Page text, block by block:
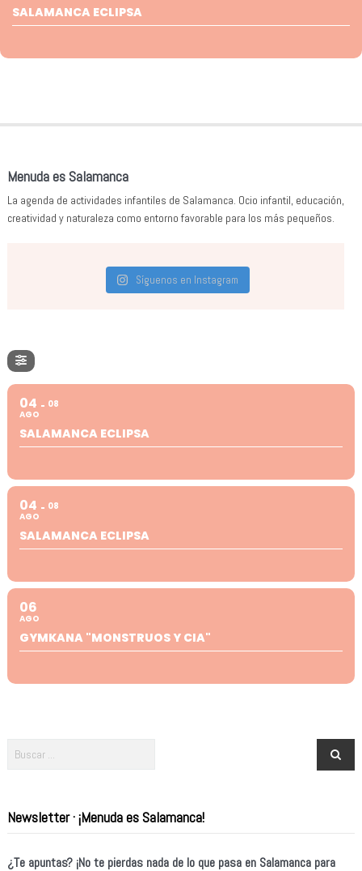
SALAMANCA ECLIPSA
Menuda es Salamanca
La agenda de actividades infantiles de Salamanca. Ocio infantil, educación,
creatividad y naturaleza como entorno favorable para los más pequeños.
Síguenos en Instagram
04
AGO
08
SALAMANCA ECLIPSA
04
AGO
08
SALAMANCA ECLIPSA
06
AGO
GYMKANA "MONSTRUOS Y CIA"
Newsletter · ¡Menuda es Salamanca!
¿Te apuntas? ¡No te pierdas nada de lo que pasa en Salamanca para